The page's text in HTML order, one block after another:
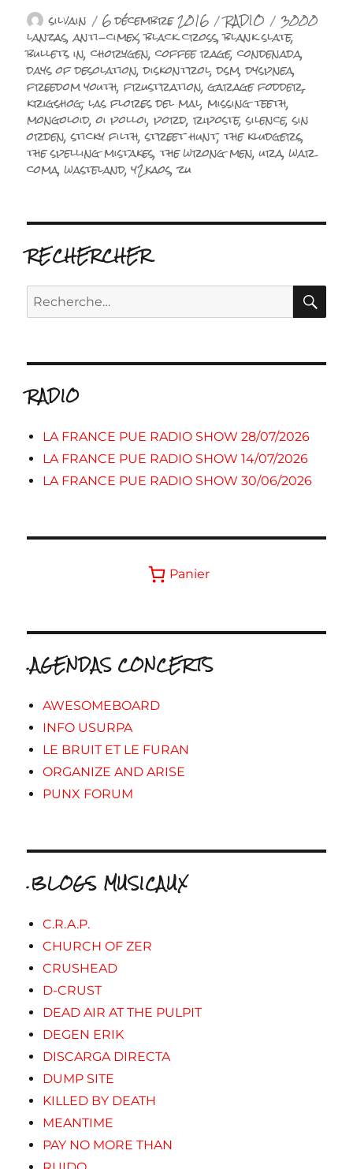
Auteur
silvain Publié
le
6 décembre 2016 Catégories
RADIO Étiquettes
3000
lanzas,anti-cimex,black cross,blank slate,
bullets in,chorygen,coffee rage,condenada,
days of desolation,diskontrol,dsm,dyspnea,
freedom youth,frustration,garage fodder,
krigshog,las flores del mal,missing teeth,
mongoloid,oi polloi,pord,riposte,silence,sin
orden,sticky filth,street hunt,the kludgers,
the spelling mistakes,the wrong men,ura,war
coma,wasteland,y2kaos,zu
RECHERCHER
Recherche
pour :
RADIO
LA FRANCE PUE RADIO SHOW 28/07/2026
LA FRANCE PUE RADIO SHOW 14/07/2026
LA FRANCE PUE RADIO SHOW 30/06/2026
Panier
.AGENDAS CONCERTS
AWESOMEBOARD
INFO USURPA
LE BRUIT ET LE FURAN
ORGANIZE AND ARISE
PUNX FORUM
.BLOGS MUSICAUX
C.R.A.P.
CHURCH OF ZER
CRUSHEAD
D-CRUST
DEAD AIR AT THE PULPIT
DEGEN ERIK
DISCARGA DIRECTA
DUMP SITE
KILLED BY DEATH
MEANTIME
PAY NO MORE THAN